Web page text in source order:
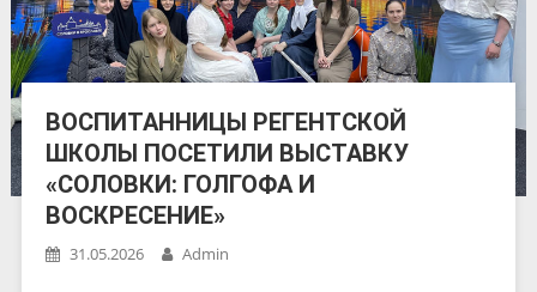
ВОСПИТАННИЦЫ РЕГЕНТСКОЙ
ШКОЛЫ ПОСЕТИЛИ ВЫСТАВКУ
«СОЛОВКИ: ГОЛГОФА И
ВОСКРЕСЕНИЕ»
31.05.2026 Admin